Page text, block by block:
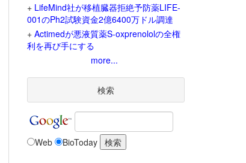
+ LifeMind社が移植臓器拒絶予防薬LIFE-
001のPh2試験資金2億6400万ドル調達
+ Actimedが悪液質薬S-oxprenololの全権
利を再び手にする
more...
検索
Web BioToday